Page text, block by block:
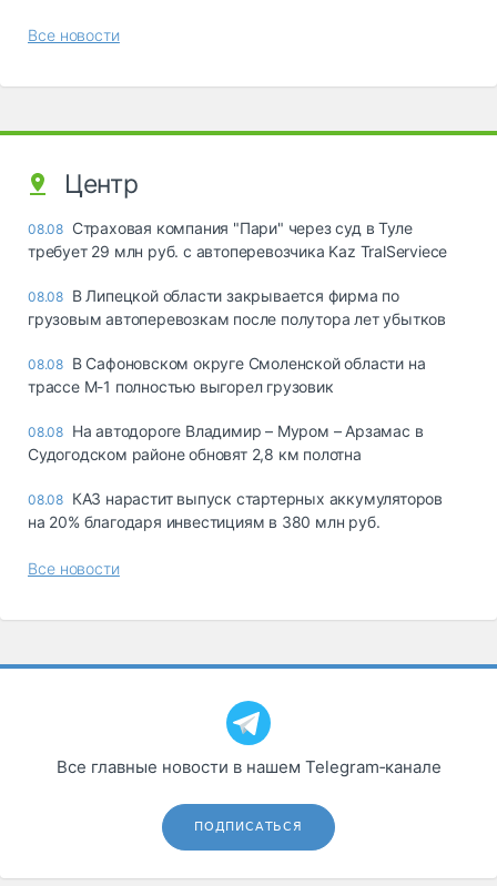
Все новости
Центр
08.08 Страховая компания "Пари" через суд в Туле
требует 29 млн руб. с автоперевозчика Kaz TralServiece
08.08 В Липецкой области закрывается фирма по
грузовым автоперевозкам после полутора лет убытков
08.08 В Сафоновском округе Смоленской области на
трассе М-1 полностью выгорел грузовик
08.08 На автодороге Владимир – Муром – Арзамас в
Судогодском районе обновят 2,8 км полотна
08.08 КАЗ нарастит выпуск стартерных аккумуляторов
на 20% благодаря инвестициям в 380 млн руб.
Все новости
Все главные новости в нашем Telegram‑канале
ПОДПИСАТЬСЯ